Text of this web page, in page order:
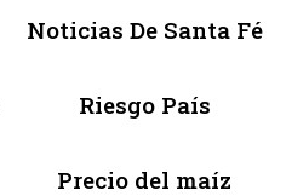
Noticias De Santa Fé
Riesgo País
Precio del maíz